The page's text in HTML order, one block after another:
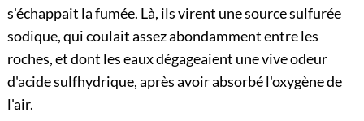
s'échappait la fumée. Là, ils virent une source sulfurée
sodique, qui coulait assez abondamment entre les
roches, et dont les eaux dégageaient une vive odeur
d'acide sulfhydrique, après avoir absorbé l'oxygène de
l'air.